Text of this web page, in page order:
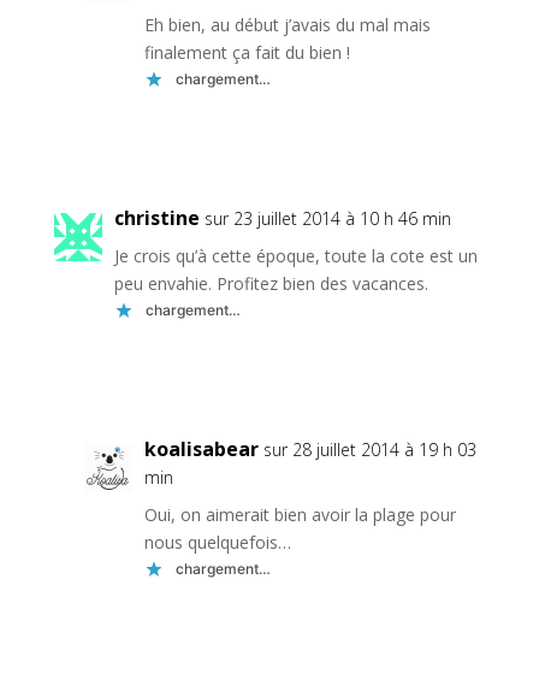
Eh bien, au début j’avais du mal mais
finalement ça fait du bien !
chargement…
christine sur 23 juillet 2014 à 10 h 46 min
Je crois qu’à cette époque, toute la cote est un
peu envahie. Profitez bien des vacances.
chargement…
koalisabear sur 28 juillet 2014 à 19 h 03
min
Oui, on aimerait bien avoir la plage pour
nous quelquefois…
chargement…